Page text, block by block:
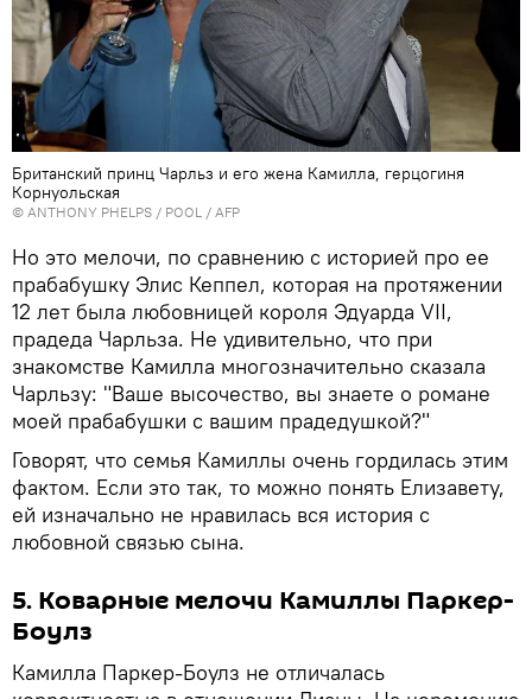
Британский принц Чарльз и его жена Камилла, герцогиня
Корнуольская
© ANTHONY PHELPS / POOL / AFP
Но это мелочи, по сравнению с историей про ее
прабабушку Элис Кеппел, которая на протяжении
12 лет была любовницей короля Эдуарда VII,
прадеда Чарльза. Не удивительно, что при
знакомстве Камилла многозначительно сказала
Чарльзу: "Ваше высочество, вы знаете о романе
моей прабабушки с вашим прадедушкой?"
Говорят, что семья Камиллы очень гордилась этим
фактом. Если это так, то можно понять Елизавету,
ей изначально не нравилась вся история с
любовной связью сына.
5. Коварные мелочи Камиллы Паркер-
Боулз
Камилла Паркер-Боулз не отличалась